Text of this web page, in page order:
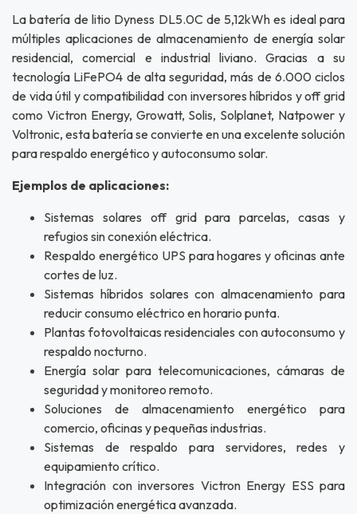
La batería de litio Dyness DL5.0C de 5,12kWh es ideal para
múltiples aplicaciones de almacenamiento de energía solar
residencial, comercial e industrial liviano. Gracias a su
tecnología LiFePO4 de alta seguridad, más de 6.000 ciclos
de vida útil y compatibilidad con inversores híbridos y off grid
como Victron Energy, Growatt, Solis, Solplanet, Natpower y
Voltronic, esta batería se convierte en una excelente solución
para respaldo energético y autoconsumo solar.
Ejemplos de aplicaciones:
Sistemas solares off grid para parcelas, casas y
refugios sin conexión eléctrica.
Respaldo energético UPS para hogares y oficinas ante
cortes de luz.
Sistemas híbridos solares con almacenamiento para
reducir consumo eléctrico en horario punta.
Plantas fotovoltaicas residenciales con autoconsumo y
respaldo nocturno.
Energía solar para telecomunicaciones, cámaras de
seguridad y monitoreo remoto.
Soluciones de almacenamiento energético para
comercio, oficinas y pequeñas industrias.
Sistemas de respaldo para servidores, redes y
equipamiento crítico.
Integración con inversores Victron Energy ESS para
optimización energética avanzada.